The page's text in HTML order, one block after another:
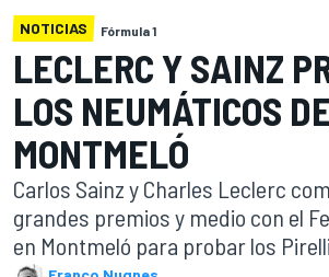
NOTICIAS Fórmula 1
LECLERC Y SAINZ
LOS NEUMÁTICOS
MONTMELÓ
Carlos Sainz y Charles Leclerc
grandes premios y medio con el
en Montmeló para probar los